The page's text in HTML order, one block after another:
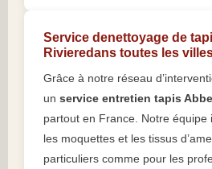
Service denettoyage de
Rivieredans toutes les
Grâce à notre réseau
un service entretien tapis
partout en France. Notre équipe
les moquettes et les tissus
particuliers comme pour les